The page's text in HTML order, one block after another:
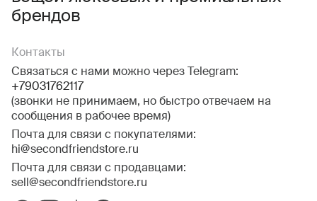
брендов
Контакты
Связаться с нами можно через Telegram:
+79031762117
(звонки не принимаем, но быстро отвечаем на
сообщения в рабочее время)
Почта для связи с покупателями:
hi@secondfriendstore.ru
Почта для связи с продавцами:
sell@secondfriendstore.ru